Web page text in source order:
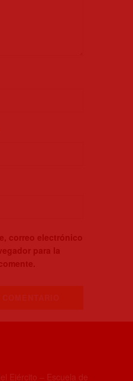
correo electrónico
para la
Ejército – Escuela de